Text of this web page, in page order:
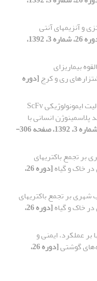
و آنزیمهای آنتی
[دوره 26، شماره 3، 1392،
بیماریزای
[دوره
کلونینگ، بیان و بررسی فعالیت ایمونولوژیکی ScFv
انسانی با
[دوره 26، شماره 3، 1392، صفحه 306-
بر تجمع باکتریهای
خاک و گیاه
[دوره 26،
شهری بر تجمع باکتریهای
خاک و گیاه
[دوره 26،
بر عملکرد، ایمنی و
گوشتی
[دوره 26،